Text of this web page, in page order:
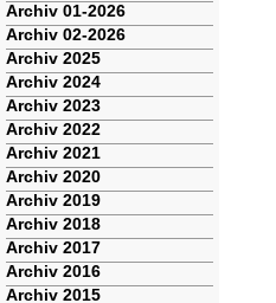
Archiv 01-2026
Archiv 02-2026
Archiv 2025
Archiv 2024
Archiv 2023
Archiv 2022
Archiv 2021
Archiv 2020
Archiv 2019
Archiv 2018
Archiv 2017
Archiv 2016
Archiv 2015